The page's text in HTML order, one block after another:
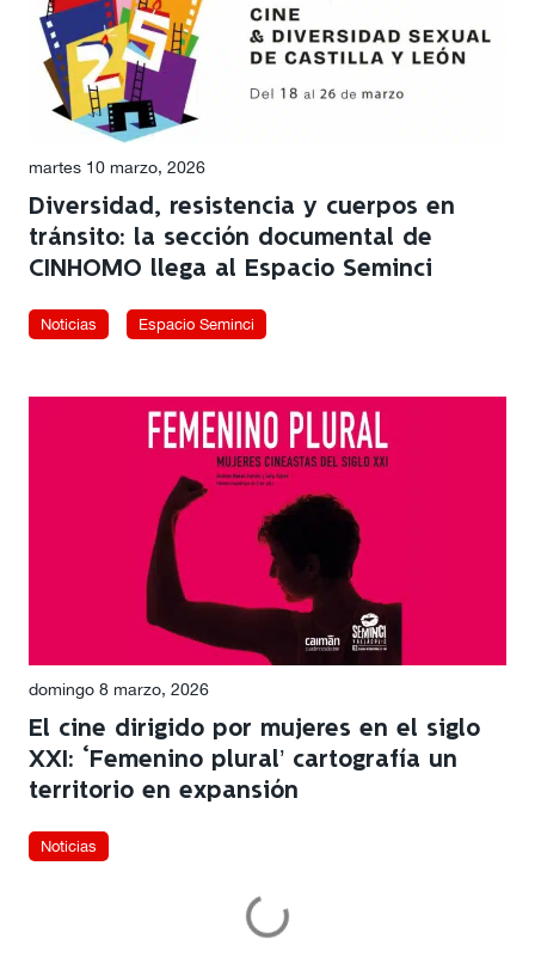
martes 10 marzo, 2026
Diversidad, resistencia y cuerpos en
tránsito: la sección documental de
CINHOMO llega al Espacio Seminci
Noticias Espacio Seminci
domingo 8 marzo, 2026
El cine dirigido por mujeres en el siglo
XXI: ‘Femenino plural’ cartografía un
territorio en expansión
Noticias